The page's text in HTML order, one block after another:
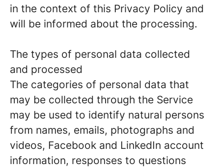
in the context of this Privacy Policy and
will be informed about the processing.
The types of personal data collected
and processed
The categories of personal data that
may be collected through the Service
may be used to identify natural persons
from names, emails, photographs and
videos, Facebook and LinkedIn account
information, responses to questions